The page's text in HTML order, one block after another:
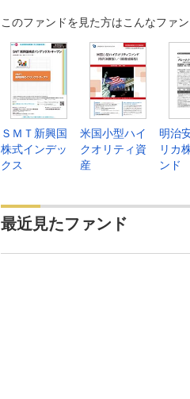
このファンドを見た方はこんなファ
ＳＭＴ新興国
株式インデッ
クス
米国小型ハイ
クオリティ資
産
明治
リカ
ンド
最近見たファンド